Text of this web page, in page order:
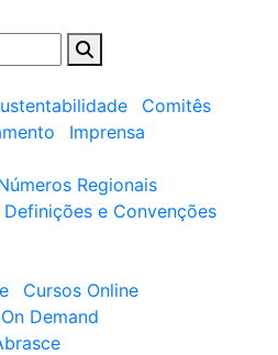
Comitês
Imprensa
Regionais
Definições e Convenções
Cursos Online
On Demand